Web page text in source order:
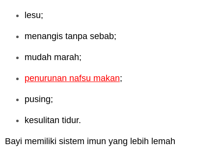
lesu;
menangis tanpa sebab;
mudah marah;
penurunan nafsu makan;
pusing;
kesulitan tidur.
Bayi memiliki sistem imun yang lebih lemah